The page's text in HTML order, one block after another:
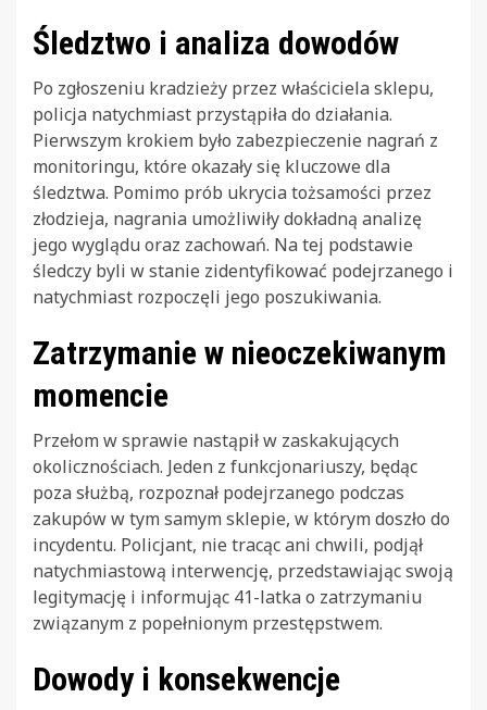
Śledztwo i analiza dowodów
Po zgłoszeniu kradzieży przez właściciela sklepu,
policja natychmiast przystąpiła do działania.
Pierwszym krokiem było zabezpieczenie nagrań z
monitoringu, które okazały się kluczowe dla
śledztwa. Pomimo prób ukrycia tożsamości przez
złodzieja, nagrania umożliwiły dokładną analizę
jego wyglądu oraz zachowań. Na tej podstawie
śledczy byli w stanie zidentyfikować podejrzanego i
natychmiast rozpoczęli jego poszukiwania.
Zatrzymanie w nieoczekiwanym
momencie
Przełom w sprawie nastąpił w zaskakujących
okolicznościach. Jeden z funkcjonariuszy, będąc
poza służbą, rozpoznał podejrzanego podczas
zakupów w tym samym sklepie, w którym doszło do
incydentu. Policjant, nie tracąc ani chwili, podjął
natychmiastową interwencję, przedstawiając swoją
legitymację i informując 41-latka o zatrzymaniu
związanym z popełnionym przestępstwem.
Dowody i konsekwencje